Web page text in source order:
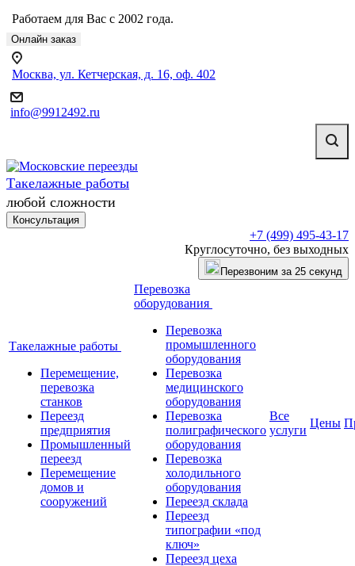
Работаем для Вас с 2002 года.
Онлайн заказ
Москва, ул. Кетчерская, д. 16, оф. 402
info@9912492.ru
Такелажные работы
любой сложности
Консультация
+7 (499) 495-43-17
Круглосуточно, без выходных
Перезвоним за 25 секунд
Такелажные работы
Перемещение,
перевозка
станков
Переезд
предприятия
Промышленный
переезд
Перемещение
домов и
сооружений
Перевозка
оборудования
Перевозка
промышленного
оборудования
Перевозка
медицинского
оборудования
Перевозка
полиграфического
оборудования
Перевозка
холодильного
оборудования
Переезд склада
Переезд
типографии «под
ключ»
Переезд цеха
Все
услуги
Цены